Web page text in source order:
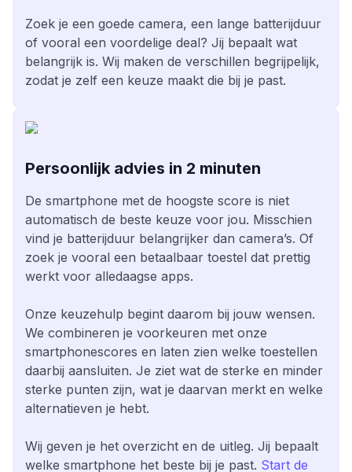
Zoek je een goede camera, een lange batterijduur
of vooral een voordelige deal? Jij bepaalt wat
belangrijk is. Wij maken de verschillen begrijpelijk,
zodat je zelf een keuze maakt die bij je past.
Persoonlijk advies in 2 minuten
De smartphone met de hoogste score is niet
automatisch de beste keuze voor jou. Misschien
vind je batterijduur belangrijker dan camera’s. Of
zoek je vooral een betaalbaar toestel dat prettig
werkt voor alledaagse apps.
Onze keuzehulp begint daarom bij jouw wensen.
We combineren je voorkeuren met onze
smartphonescores en laten zien welke toestellen
daarbij aansluiten. Je ziet wat de sterke en minder
sterke punten zijn, wat je daarvan merkt en welke
alternatieven je hebt.
Wij geven je het overzicht en de uitleg. Jij bepaalt
welke smartphone het beste bij je past. Start de